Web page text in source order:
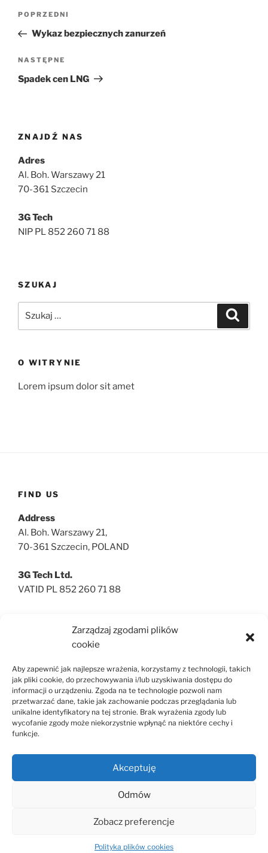
Zarządzaj zgodami plików
cookie
Aby zapewnić jak najlepsze wrażenia, korzystamy z technologii, takich
jak pliki cookie, do przechowywania i/lub uzyskiwania dostępu do
informacji o urządzeniu. Zgoda na te technologie pozwoli nam
przetwarzać dane, takie jak zachowanie podczas przeglądania lub
unikalne identyfikatory na tej stronie. Brak wyrażenia zgody lub
wycofanie zgody może niekorzystnie wpłynąć na niektóre cechy i
funkcje.
Akceptuję
Odmów
Zobacz preferencje
Polityka plików cookies
Nawigacja
Poprzedni
wpis
POPRZEDNI
Wykaz bezpiecznych zanurzeń
Następny
wpis
NASTĘPNE
Spadek cen LNG
ZNAJDŹ NAS
Adres
Al. Boh. Warszawy 21
70-361 Szczecin
3G Tech
NIP PL 852 260 71 88
SZUKAJ
O WITRYNIE
Lorem ipsum dolor sit amet
FIND US
Address
Al. Boh. Warszawy 21,
70-361 Szczecin, POLAND
3G Tech Ltd.
VATID PL 852 260 71 88
DISCLAIMERS
Privacy and settings
SEARCH
Polityka
cookies